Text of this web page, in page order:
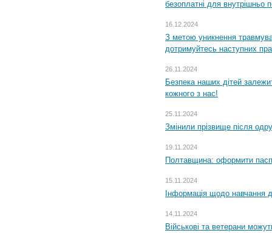
безоплатні для внутрішньо
16.12.2024
З метою уникнення
дотримуйтесь наступних
26.11.2024
Безпека наших дітей
кожного з нас!
25.11.2024
Змінили прізвище після
19.11.2024
Полтавщина: оформити
15.11.2024
Інформація щодо навчання
14.11.2024
Військові та ветерани